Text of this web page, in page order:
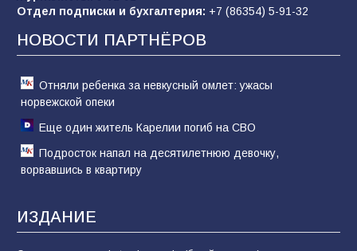
заявления Киева о мобилизации — это
отчаяние, а не разведка
81 02.08.2026
Отдел подписки и бухгалтерия: +7 (86354) 5-91-32
НОВОСТИ ПАРТНЁРОВ
Отняли ребенка за невкусный омлет: ужасы
норвежской опеки
Еще один житель Карелии погиб на СВО
Подросток напал на десятилетнюю девочку,
ворвавшись в квартиру
ИЗДАНИЕ